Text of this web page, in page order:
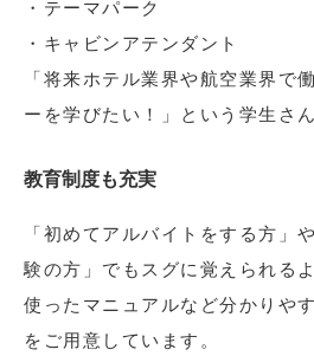
・テーマパーク
・キャビンアテンダント
「将来ホテル業界や航空業界で
ーを学びたい！」という学生さ
教育制度も充実
「初めてアルバイトをする方」
験の方」でもスグに覚えられる
使ったマニュアルなど分かりや
をご用意しています。